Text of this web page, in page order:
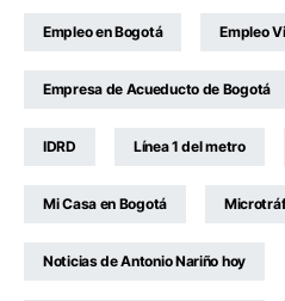
Empleo en Bogotá Empleo
Empresa de Acueducto de Bogotá
IDRD Línea 1 del metro
Mi Casa en Bogotá
Noticias de Antonio Nariño hoy